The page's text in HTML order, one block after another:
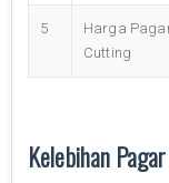
5
Harga
Cutting
Kelebihan